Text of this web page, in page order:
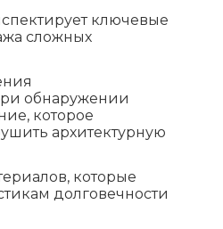
ключевые
сложных
обнаружении
которое
архитектурную
которые
долговечности